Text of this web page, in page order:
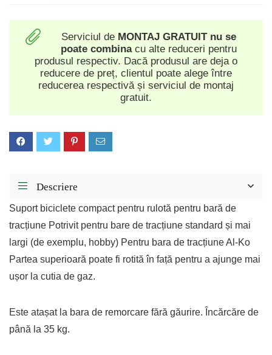
Serviciul de MONTAJ GRATUIT nu se
poate combinacu alte reduceri pentru
produsul respectiv. Dacă produsul are deja o
reducere de preț, clientul poate alege între
reducerea respectivă și serviciul de montaj
gratuit.
Descriere
Suport biciclete compact pentru rulotă pentru bară de
tracțiune Potrivit pentru bare de tracțiune standard și mai
largi (de exemplu, hobby) Pentru bara de tracțiune Al-Ko
Partea superioară poate fi rotită în față pentru a ajunge mai
ușor la cutia de gaz.
Este atașat la bara de remorcare fără găurire. Încărcăre de
până la 35 kg.